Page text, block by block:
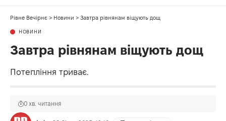
Рівне Вечірнє > Новини > Завтра рівнянам віщують дощ
НОВИНИ
Завтра рівнянам віщують дощ
Потепління триває.
0 хв. читання